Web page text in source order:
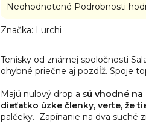
Tenisky od známej spoločnosti
ohybné priečne aj pozdĺž. Spoje
Majú nulový drop a sú vhodné na
dieťatko úzke členky, verte, že
palčeky. Zapínanie na dva suché
Priemerné
produktu
z
5
Neohodnotené Podrobnosti
Značka: Lurchi